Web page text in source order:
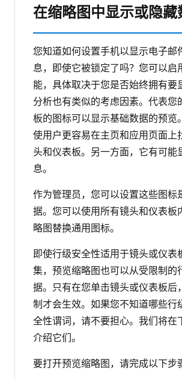
在缩略图中显示或隐藏
您知道如何设置手机以显示电子邮
息，即使它被锁定了吗？您可以启
能，具体取决于您是否始终拥有要
分析也有类似的考虑因素。代表您
板的图标可以显示基础数据的预览
使用户更容易在主页和应用页面上
头和仪表板。另一方面，它有可能
息。
作为管理员，您可以设置这些图标
据。您可以使用所有镜头和仪表板
略图替换通用图标。
即使行级安全性适用于镜头或仪表
集，预览缩略图也可以从受限制的
据。只有在您单击镜头或仪表板后
制才会生效。如果您不知道哪些行
全性谓词，请不要担心。我们将在
介绍它们。
要打开预览缩略图，请完成以下步